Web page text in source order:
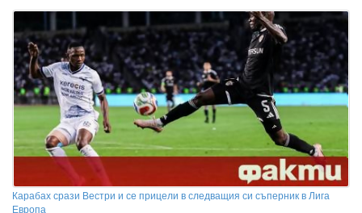
Карабах срази Вестри и се прицели в следващия си съперник в Лига
Европа